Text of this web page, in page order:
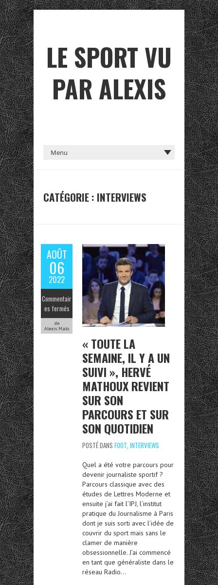
LE SPORT VU
PAR ALEXIS
CATÉGORIE : INTERVIEWS
AOÛT
06
2022
Commentair
es fermés
de
Alexis Malo
« TOUTE LA
SEMAINE, IL Y A UN
SUIVI », HERVÉ
MATHOUX REVIENT
SUR SON
PARCOURS ET SUR
SON QUOTIDIEN
POSTÉ DANS FOOT, INTERVIEWS
Quel a été votre parcours pour
devenir journaliste sportif ?
Parcours classique avec des
études de Lettres Moderne et
ensuite j’ai fait l’IPJ, l’institut
pratique du Journalisme à Paris
dont je suis sorti avec l’idée de
couvrir du sport mais sans le
clamer de manière
obsessionnelle. J’ai commencé
en tant que généraliste dans le
réseau Radio…